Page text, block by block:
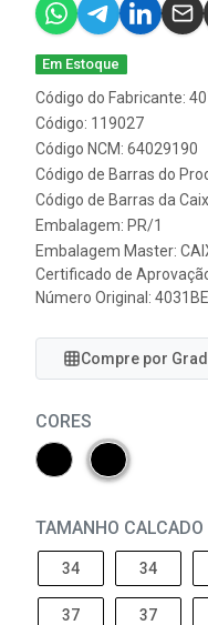
Em Estoque
Código do Fabricante:
Código: 119027
Código NCM: 64029190
Código de Barras do
Código de Barras da
Embalagem: PR/1
Embalagem Master:
Certificado de
Número Original:
Compre por
CORES
TAMANHO CALCADO
34 34
37 37